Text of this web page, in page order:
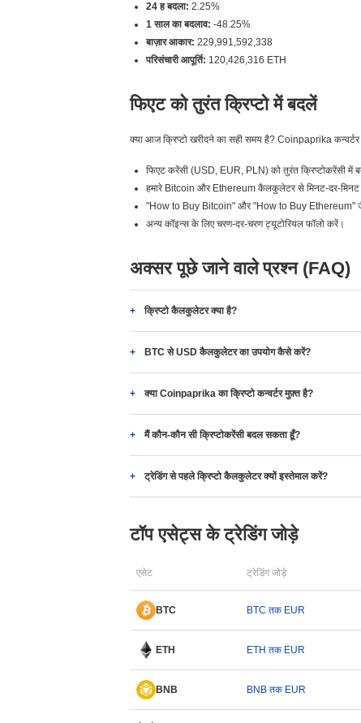
24 ह बदला: 2.25%
1 साल का बदलाव: -48.25%
बाज़ार आकार: 229,991,592,338
परिसंचारी आपूर्ति: 120,426,316 ETH
फिएट को तुरंत क्रिप्टो में बदलें
क्या आज क्रिप्टो खरीदने का सही समय है? Coinpaprika
फिएट करेंसी (USD, EUR, PLN) को तुरंत क्रिप्टोकरेंसी में
हमारे Bitcoin और Ethereum कैलकुलेटर से मिनट-दर-मिनट
"How to Buy Bitcoin" और "How to Buy Ethereum"
अन्य कॉइन्स के लिए चरण-दर-चरण ट्यूटोरियल फॉलो करें।
अक्सर पूछे जाने वाले प्रश्न (FAQ)
क्रिप्टो कैलकुलेटर क्या है?
BTC से USD कैलकुलेटर का उपयोग कैसे करें?
क्या Coinpaprika का क्रिप्टो कन्वर्टर मुफ़्त है?
मैं कौन-कौन सी क्रिप्टोकरेंसी बदल सकता हूँ?
ट्रेडिंग से पहले क्रिप्टो कैलकुलेटर क्यों इस्तेमाल करें?
टॉप एसेट्स के ट्रेडिंग जोड़े
एसेट ट्रेडिंग जोड़े
BTC BTC तक EUR
ETH ETH तक EUR
BNB BNB तक EUR